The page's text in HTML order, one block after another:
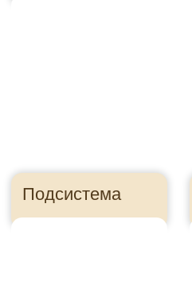
Правильно посчитайте
сайдинг, чтобы